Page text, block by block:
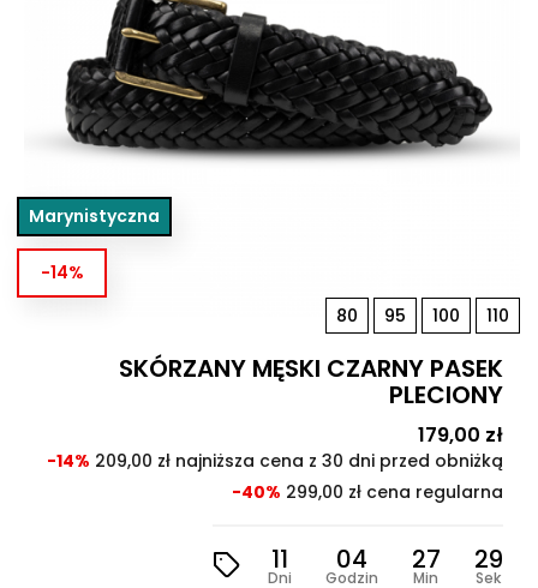
Marynistyczna
-14%
80 95 100 110
SKÓRZANY MĘSKI CZARNY PASEK
PLECIONY
Cena
179,00 zł
-14% 209,00 zł najniższa cena z 30 dni przed obniżką
-40% 299,00 zł cena regularna
11
Dni
04
Godzin
27
Min
27
Sek